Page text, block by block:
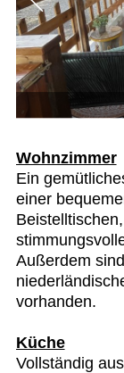
Wohnzimmer
Ein
einer
Außerdem
vorhanden.
Küche
Vollständig